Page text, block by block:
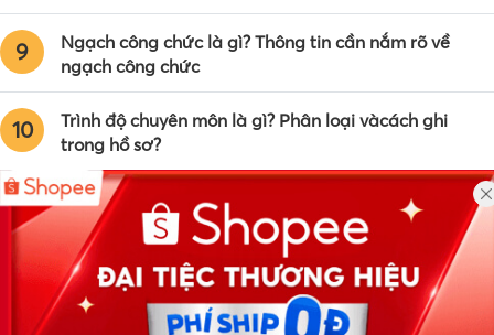
9
Ngạch công chức là gì? Thông tin cần nắm rõ về
ngạch công chức
10
Trình độ chuyên môn là gì? Phân loại vàcách ghi
trong hồ sơ?
Công ty TNHH Eyeplus Online